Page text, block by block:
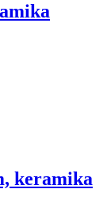
keramika